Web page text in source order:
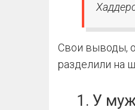
Свои выводы,
разделили на
1. У